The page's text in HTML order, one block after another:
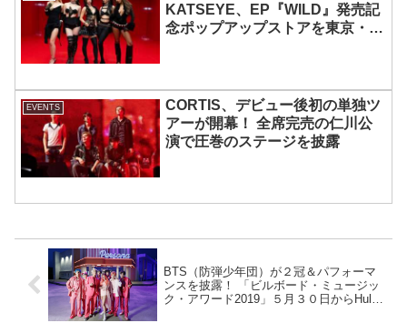
KATSEYE、EP『WILD』発売記
念ポップアップストアを東京・原
EVENTS
CORTIS、デビュー後初の単独ツ
アーが開幕！ 全席完売の仁川公
演で圧巻のステージを披露
BTS（防弾少年団）が２冠＆パフォーマ
ンスを披露！ 「ビルボード・ミュージッ
ク・アワード2019」５月３０日からHulu